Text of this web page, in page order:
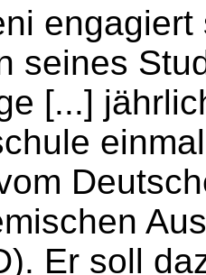
engagiert
seines
[...]
Er soll